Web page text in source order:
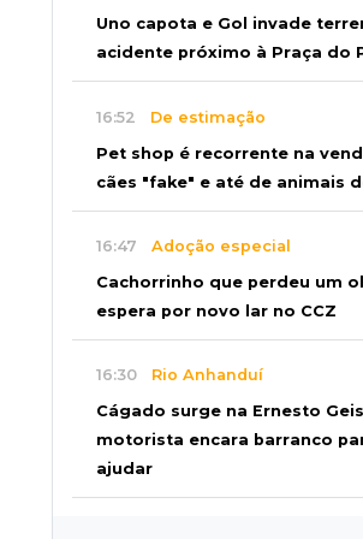
Uno capota e Gol invade
acidente próximo à Praça do
16:52 De estimação
Pet shop é recorrente na
cães "fake" e até de animais
16:47 Adoção especial
Cachorrinho que perdeu um
espera por novo lar no CCZ
16:30 Rio Anhanduí
Cágado surge na Ernesto
motorista encara barranco
ajudar